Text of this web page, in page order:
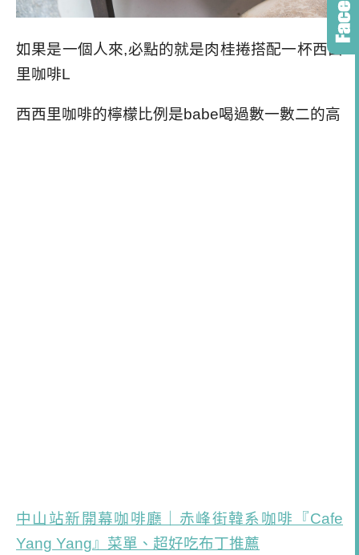
如果是一個人來,必點的就是肉桂捲搭配一杯西西
里咖啡L
西西里咖啡的檸檬比例是babe喝過數一數二的高
中山站新開幕咖啡廳｜赤峰街韓系咖啡『Cafe
Yang Yang』菜單、超好吃布丁推薦